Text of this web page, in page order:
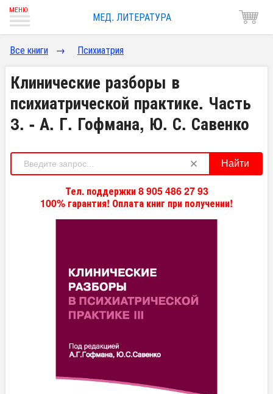
МЕД. ЛИТЕРАТУРА
Все книги → Психиатрия
Клинические разборы в
психиатрической практике. Часть
3. - А. Г. Гофмана, Ю. С. Савенко
Найти
Тел. поддержки 8 905 486 27 93
100% гарантия! Оплата книг при получении!